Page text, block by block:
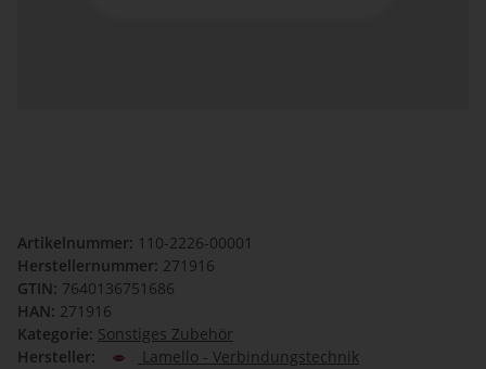
Artikelnummer: 110-2226-00001
Herstellernummer: 271916
GTIN: 7640136751686
HAN: 271916
Kategorie: Sonstiges Zubehör
Hersteller:
Lamello - Verbindungstechnik